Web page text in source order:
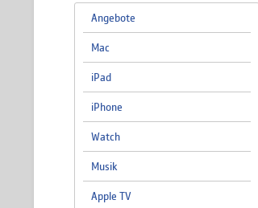
Angebote
Mac
iPad
iPhone
Watch
Musik
Apple TV